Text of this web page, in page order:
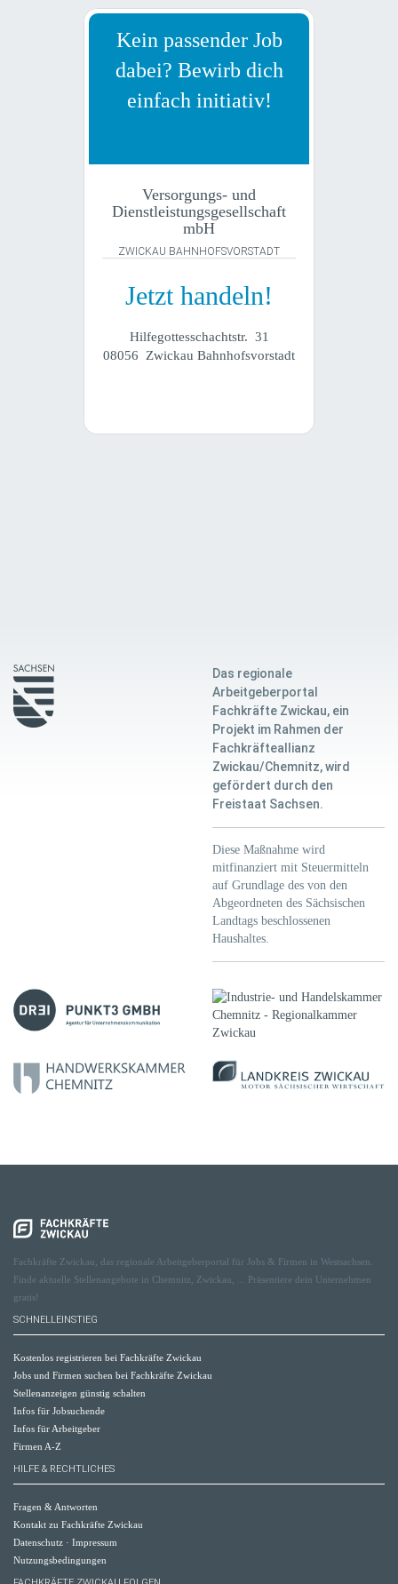
Kein passender Job
dabei? Bewirb dich
einfach initiativ!
Versorgungs- und
Dienstleistungsgesellschaft
mbH
ZWICKAU BAHNHOFSVORSTADT
Jetzt handeln!
Hilfegottesschachtstr. 31
08056 Zwickau Bahnhofsvorstadt
Das regionale
Arbeitgeberportal
Fachkräfte Zwickau, ein
Projekt im Rahmen der
Fachkräfteallianz
Zwickau/Chemnitz, wird
gefördert durch den
Freistaat Sachsen.
Diese Maßnahme wird
mitfinanziert mit Steuermitteln
auf Grundlage des von den
Abgeordneten des Sächsischen
Landtags beschlossenen
Haushaltes.
Fachkräfte Zwickau, das regionale Arbeitgeberportal für Jobs & Firmen in Westsachsen.
Finde aktuelle Stellenangebote in Chemnitz, Zwickau, ... Präsentiere dein Unternehmen
gratis!
SCHNELLEINSTIEG
Kostenlos registrieren bei Fachkräfte Zwickau
Jobs und Firmen suchen bei Fachkräfte Zwickau
Stellenanzeigen günstig schalten
Infos für Jobsuchende
Infos für Arbeitgeber
Firmen A-Z
HILFE & RECHTLICHES
Fragen & Antworten
Kontakt zu Fachkräfte Zwickau
Datenschutz · Impressum
Nutzungsbedingungen